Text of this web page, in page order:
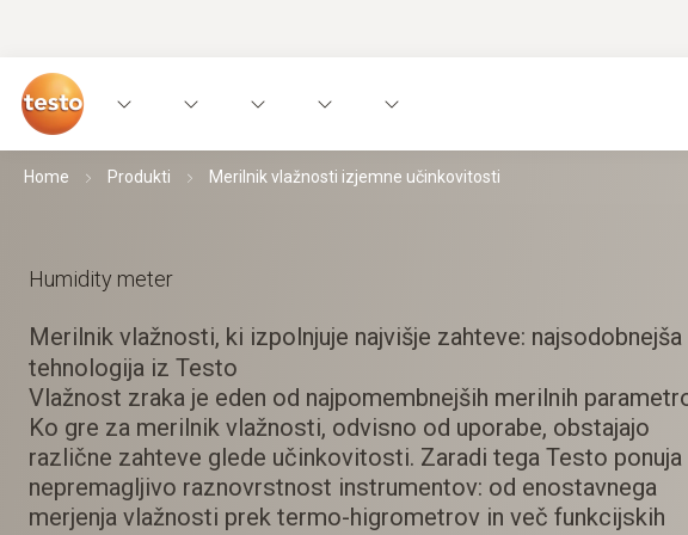
Home Produkti Merilnik vlažnosti izjemne učinkovitosti
Humidity meter
Merilnik vlažnosti, ki izpolnjuje najvišje zahteve: najsodobnejša
tehnologija iz Testo
Vlažnost zraka je eden od najpomembnejših merilnih
Ko gre za merilnik vlažnosti, odvisno od uporabe, obstajajo
različne zahteve glede učinkovitosti. Zaradi tega Testo ponuja
nepremagljivo raznovrstnost instrumentov: od enostavnega
merjenja vlažnosti prek termo-higrometrov in več funkcijskih